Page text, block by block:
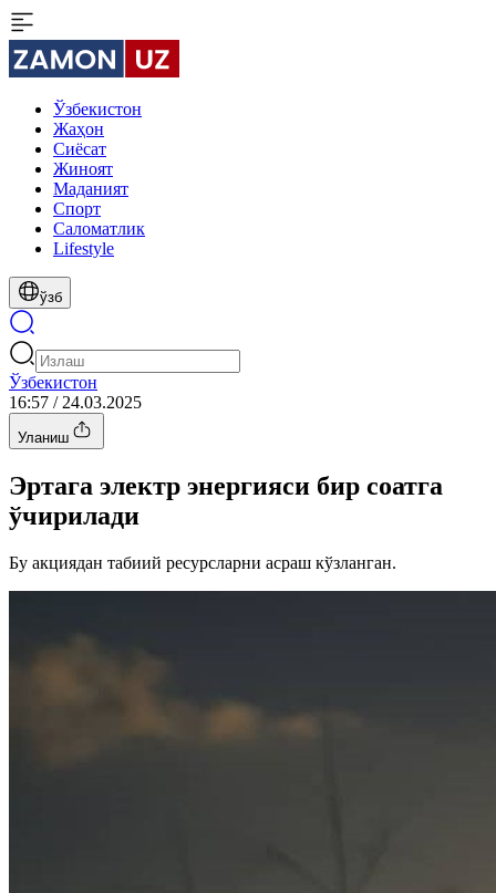
Ўзбекистон
Жаҳон
Сиёсат
Жиноят
Маданият
Спорт
Cаломатлик
Lifestyle
ўзб
Ўзбекистон
16:57 / 24.03.2025
Уланиш
Эртага электр энергияси бир соатга
ўчирилади
Бу акциядан табиий ресурсларни асраш кўзланган.